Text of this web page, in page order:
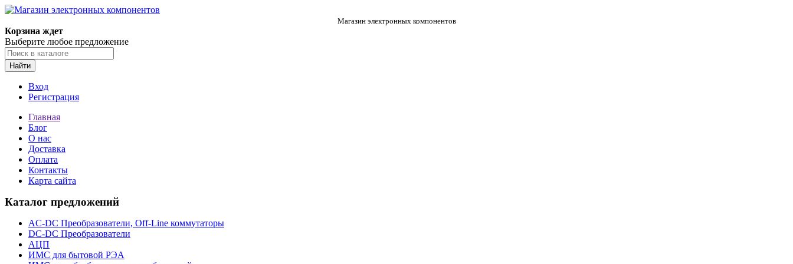
Магазин электронных компонентов
Корзина ждет
Выберите любое предложение
Найти
Вход
Регистрация
Главная
Блог
О нас
Доставка
Оплата
Контакты
Карта сайта
Каталог предложений
AC-DC Преобразователи, Off-Line коммутаторы
DC-DC Преобразователи
АЦП
ИМС для бытовой РЭА